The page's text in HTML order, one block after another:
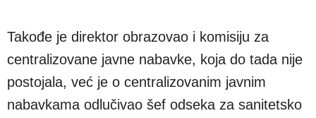
Takođe je direktor obrazovao i komisiju za
centralizovane javne nabavke, koja do tada nije
postojala, već je o centralizovanim javnim
nabavkama odlučivao šef odseka za sanitetsko